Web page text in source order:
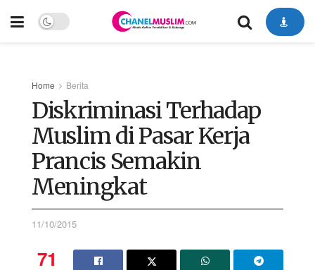
Home Berita
Diskriminasi Terhadap
Muslim di Pasar Kerja
Prancis Semakin
Meningkat
11/10/2015
71